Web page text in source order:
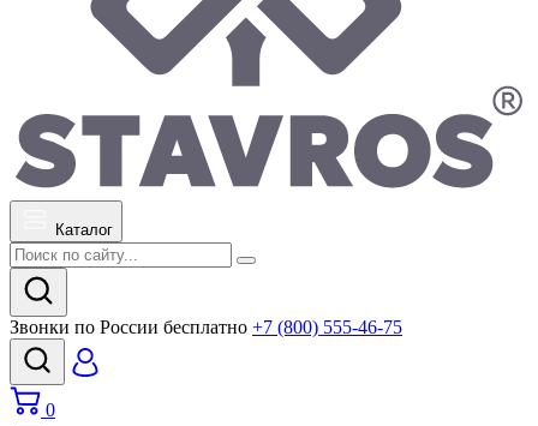
Каталог
Звонки по России бесплатно +7 (800) 555-46-75
0